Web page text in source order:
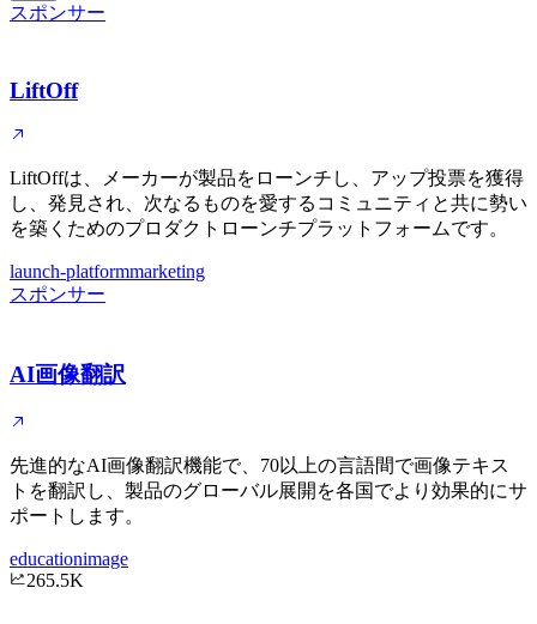
スポンサー
LiftOff
LiftOffは、メーカーが製品をローンチし、アップ投票を獲得
し、発見され、次なるものを愛するコミュニティと共に勢い
を築くためのプロダクトローンチプラットフォームです。
launch-platformmarketing
スポンサー
AI画像翻訳
先進的なAI画像翻訳機能で、70以上の言語間で画像テキス
トを翻訳し、製品のグローバル展開を各国でより効果的にサ
ポートします。
educationimage
265.5K